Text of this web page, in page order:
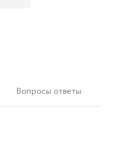
Вопросы ответы